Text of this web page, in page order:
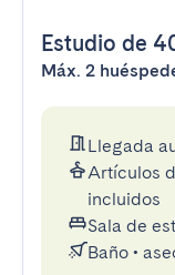
Estudio de
Máx. 2
Llegada
Artículos
incluidos
Sala de
Baño •